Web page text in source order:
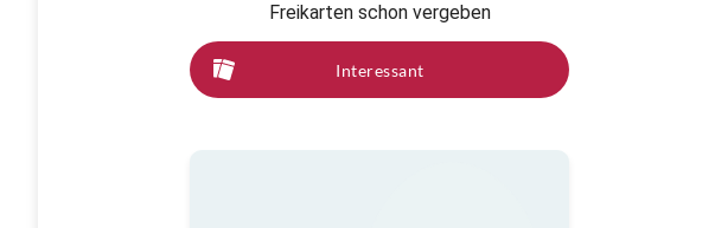
Freikarten schon vergeben
Interessant